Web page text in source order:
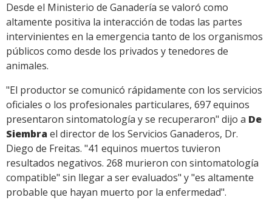
Desde el Ministerio de Ganadería se valoró como
altamente positiva la interacción de todas las partes
intervinientes en la emergencia tanto de los organismos
públicos como desde los privados y tenedores de
animales.
"El productor se comunicó rápidamente con los servicios
oficiales o los profesionales particulares, 697 equinos
presentaron sintomatología y se recuperaron" dijo a De
Siembra el director de los Servicios Ganaderos, Dr.
Diego de Freitas. "41 equinos muertos tuvieron
resultados negativos. 268 murieron con sintomatología
compatible" sin llegar a ser evaluados" y "es altamente
probable que hayan muerto por la enfermedad".